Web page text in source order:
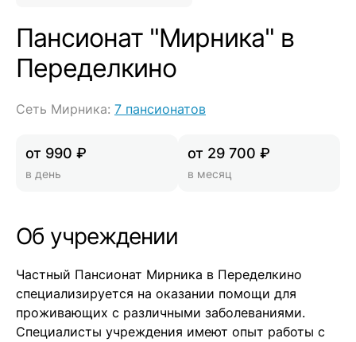
Пансионат "Мирника" в
Переделкино
Сеть Мирника: 7 пансионатов
от 990 ₽
в день
от 29 700 ₽
в месяц
Об учреждении
Частный Пансионат Мирника в Переделкино
специализируется на оказании помощи для
проживающих с различными заболеваниями.
Специалисты учреждения имеют опыт работы с